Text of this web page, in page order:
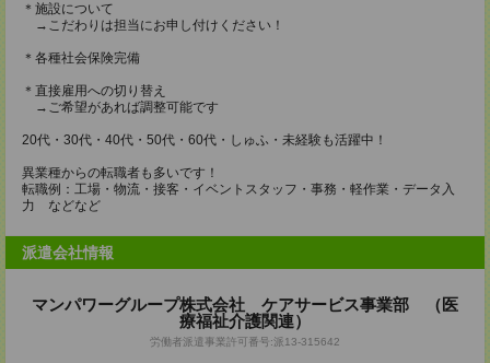
＊施設について
→こだわりは担当にお申し付けください！
＊各種社会保険完備
＊直接雇用への切り替え
→ご希望があれば調整可能です
20代・30代・40代・50代・60代・しゅふ・未経験も活躍中！
異業種からの転職者も多いです！
転職例：工場・物流・接客・イベントスタッフ・事務・軽作業・データ入
力 などなど
派遣会社情報
マンパワーグループ株式会社 ケアサービス事業部 （医
療福祉介護関連）
労働者派遣事業許可番号:派13-315642